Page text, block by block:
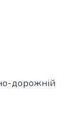
дорожній